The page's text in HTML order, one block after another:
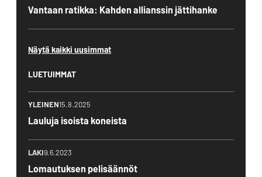
Vantaan ratikka: Kahden allianssin jättihanke
Näytä kaikki uusimmat
LUETUIMMAT
YLEINEN15.8.2025
Lauluja isoista koneista
LAKI9.6.2023
Lomautuksen pelisäännöt